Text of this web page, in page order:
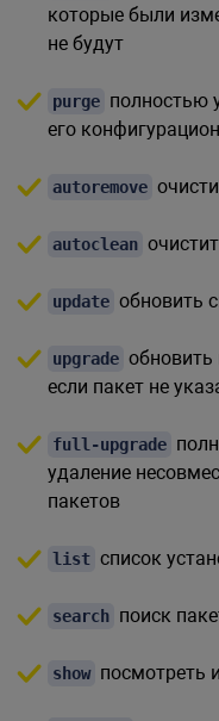
которые были
не будут
purge полностью
его
autoremove
autoclean
update обновить
upgrade обновить
если пакет не
full-upgrade
удаление
пакетов
list список
search поиск
show посмотреть